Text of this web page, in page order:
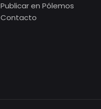
Publicar en Pólemos
Contacto